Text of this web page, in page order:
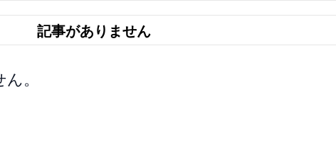
記事がありません
。